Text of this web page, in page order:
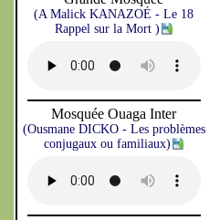
(A Malick KANAZOÉ - Le 18
Rappel sur la Mort )
Mosquée Ouaga Inter
(Ousmane DICKO - Les problèmes
conjugaux ou familiaux)